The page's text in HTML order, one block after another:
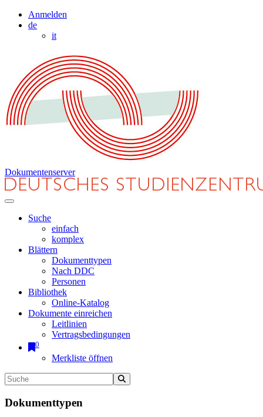
Anmelden
de
it
Dokumentenserver
Suche
einfach
komplex
Blättern
Dokumenttypen
Nach DDC
Personen
Bibliothek
Online-Katalog
Dokumente einreichen
Leitlinien
Vertragsbedingungen
0
Merkliste öffnen
Dokumenttypen